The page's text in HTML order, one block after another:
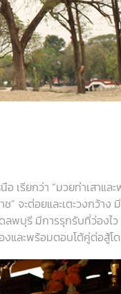
รียกว่า “มวยท่าเสาแล
” จะต่อยและเตะวงกว้าง
พบุรี มีการรุกรับที่ว่องไว
งและพร้อมตอบโต้คู่ต่อสู้โ